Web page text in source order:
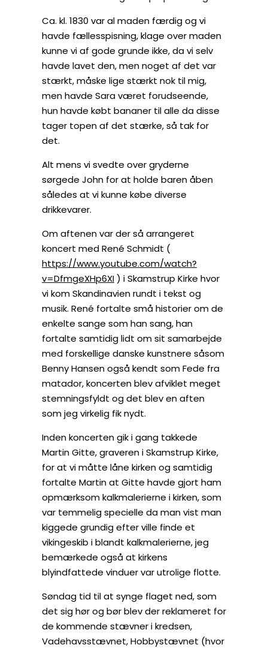
Ca. kl. 1830 var al maden færdig og vi
havde fællesspisning, klage over maden
kunne vi af gode grunde ikke, da vi selv
havde lavet den, men noget af det var
stærkt, måske lige stærkt nok til mig,
men havde Sara været forudseende,
hun havde købt bananer til alle da disse
tager topen af det stærke, så tak for
det.
Alt mens vi svedte over gryderne
sørgede John for at holde baren åben
således at vi kunne købe diverse
drikkevarer.
Om aftenen var der så arrangeret
koncert med René Schmidt (
https://www.youtube.com/watch?
v=DfmgeXHp6XI) i Skamstrup Kirke hvor
vi kom Skandinavien rundt i tekst og
musik. René fortalte små historier om de
enkelte sange som han sang, han
fortalte samtidig lidt om sit samarbejde
med forskellige danske kunstnere såsom
Benny Hansen også kendt som Fede fra
matador, koncerten blev afviklet meget
stemningsfyldt og det blev en aften
som jeg virkelig fik nydt.
Inden koncerten gik i gang takkede
Martin Gitte, graveren i Skamstrup Kirke,
for at vi måtte låne kirken og samtidig
fortalte Martin at Gitte havde gjort ham
opmærksom kalkmalerierne i kirken, som
var temmelig specielle da man vist man
kiggede grundig efter ville finde et
vikingeskib i blandt kalkmalerierne, jeg
bemærkede også at kirkens
blyindfattede vinduer var utrolige flotte.
Søndag tid til at synge flaget ned, som
det sig hør og bør blev der reklameret for
de kommende stævner i kredsen,
Vadehavsstævnet, Hobbystævnet (hvor